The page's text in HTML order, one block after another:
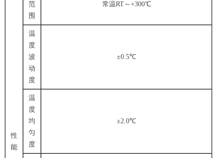
性
能
范
围
常温RT～+300℃
温
度
波
动
度
±0.5℃
温
度
均
匀
度
±2.0℃